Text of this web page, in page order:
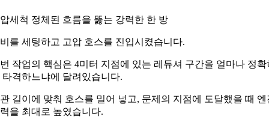
세척 정체된 흐름을 뚫는 강력한 한 방
를 세팅하고 고압 호스를 진입시켰습니다.
작업의 핵심은 4미터 지점에 있는 레듀셔 구간을 얼마나 정확
타격하느냐에 달려있습니다.
길이에 맞춰 호스를 밀어 넣고, 문제의 지점에 도달했을 때 엔
을 최대로 높였습니다.